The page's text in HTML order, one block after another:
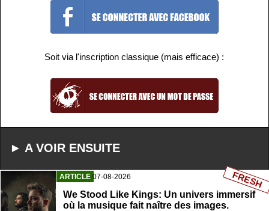
Soit via l'inscription classique (mais efficace) :
► A VOIR ENSUITE
ARTICLE 07-08-2026
We Stood Like Kings: Un univers immersif
où la musique fait naître des images.
FRESH